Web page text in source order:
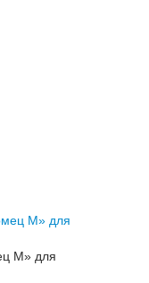
М» для